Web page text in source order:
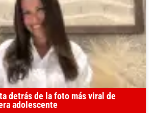
detrás de la foto más viral de
adolescente